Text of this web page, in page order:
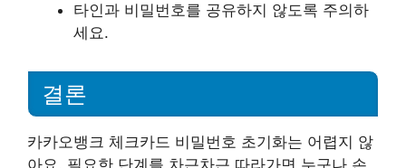
타인과 비밀번호를 공유하지 않도록 주의하
세요.
결론
카카오뱅크 체크카드 비밀번호 초기화는 어렵지 않
아요. 필요한 단계를 차근차근 따라가면 누구나 손